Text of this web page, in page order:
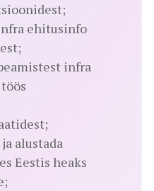
ehitusinfo
infra
alustada
Eestis heaks